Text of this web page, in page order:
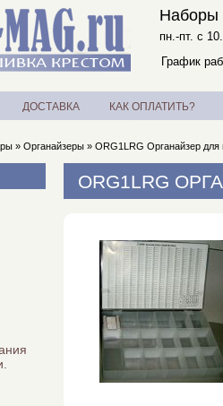
Наборы
пн.-пт. с
График
ДОСТАВКА КАК ОПЛАТИТЬ?
» Органайзеры » ORG1LRG Органайзер
ORG1LRG